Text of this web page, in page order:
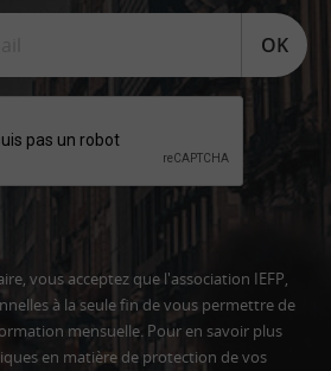
OK
vous acceptez que l'association IEFP,
à la seule fin de vous permettre de
mensuelle. Pour en savoir plus
en matière de protection de vos